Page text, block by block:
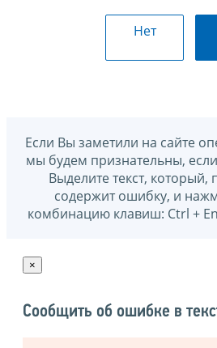
Нет
Если Вы заметили на сайте
мы будем признательны,
Выделите текст,
содержит ошибку, и
комбинацию клавиш: Ctrl +
×
Сообщить об ошибке в